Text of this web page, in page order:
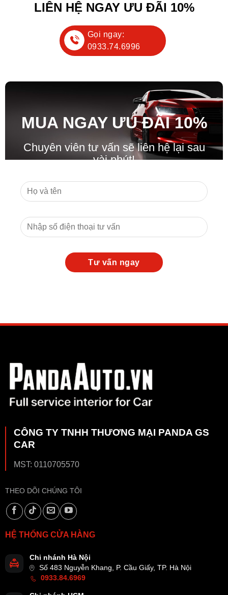
LIÊN HỆ NGAY ƯU ĐÃI 10%
Gọi ngay:
0933.74.6996
MUA NGAY ƯU ĐÃI10%
Chuyên viên tư vấn sẽ liên hệ lại sau
vài phút!
CÔNG TY TNHH THƯƠNG MẠI PANDA GS
CAR
MST: 0110705570
THEO DÕI CHÚNG TÔI
HỆ THỐNG CỬA HÀNG
Chi nhánh Hà Nội
Số 483 Nguyễn Khang, P. Cầu Giấy, TP. Hà Nội
0933.84.6969